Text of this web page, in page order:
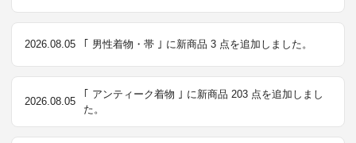
2026.08.05 ｢ 男性着物・帯 ｣ に新商品 3 点を追加しました。
2026.08.05
｢ アンティーク着物 ｣ に新商品 203 点を追加しまし
た。